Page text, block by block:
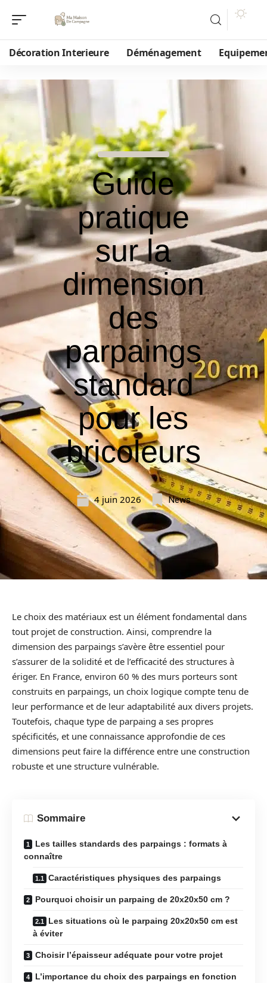
Décoration Interieure Déménagement
Guide
pratique
sur la
dimension
des
parpaings
standard
pour les
bricoleurs
4 juin 2026 News
Le choix des matériaux est un élément fondamental dans
tout projet de construction. Ainsi, comprendre la
dimension des parpaings s’avère être essentiel pour
s’assurer de la solidité et de l’efficacité des structures à
ériger. En France, environ 60 % des murs porteurs sont
construits en parpaings, un choix logique compte tenu de
leur performance et de leur adaptabilité aux divers projets.
Toutefois, chaque type de parpaing a ses propres
spécificités, et une connaissance approfondie de ces
dimensions peut faire la différence entre une construction
robuste et une structure vulnérable.
Sommaire
Les tailles standards des parpaings : formats à
connaître
Caractéristiques physiques des parpaings
Pourquoi choisir un parpaing de 20x20x50 cm ?
Les situations où le parpaing 20x20x50 cm est
à éviter
Choisir l’épaisseur adéquate pour votre projet
L’importance du choix des parpaings en fonction